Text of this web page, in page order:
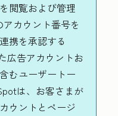
閲覧および管理
カウント番号を
携を承認する
広告アカウントお
むユーザートー
は、お客さまが
ウントとページ